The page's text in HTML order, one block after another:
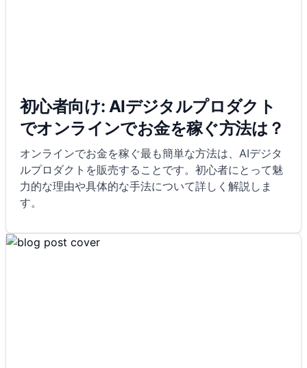
初心者向け: AIデジタルプロダクト
でオンラインでお金を稼ぐ方法は？
オンラインでお金を稼ぐ最も簡単な方法は、AIデジタ
ルプロダクトを販売することです。初心者にとって魅
力的な理由や具体的な手法について詳しく解説しま
す。